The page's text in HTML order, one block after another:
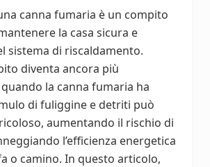
canna fumaria è un compito
la casa sicura e
sistema di riscaldamento.
diventa ancora più
la canna fumaria ha
di fuliggine e detriti può
aumentando il rischio di
l’efficienza energetica
o camino. In questo articolo,